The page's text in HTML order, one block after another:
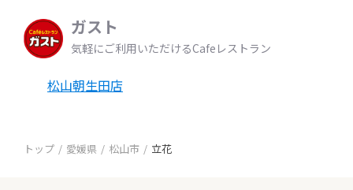
ガスト
気軽にご利用いただけるCafeレストラン
松山朝生田店
トップ 愛媛県 松山市 立花